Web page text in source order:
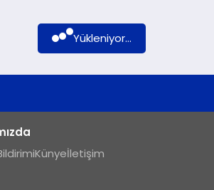
Yükleniyor...
Künyeİletişim